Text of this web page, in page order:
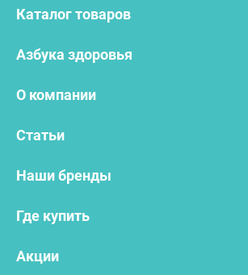
Каталог товаров
Азбука здоровья
О компании
Статьи
Наши бренды
Где купить
Акции